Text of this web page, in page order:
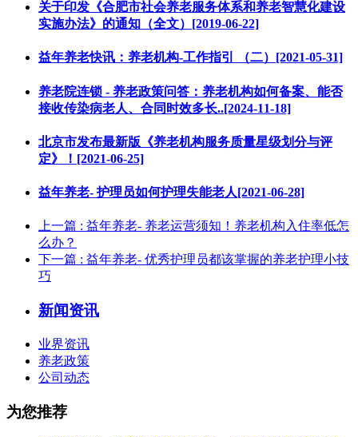
关于印发《合肥市社会养老服务体系和养老智慧化建设
实施办法》的通知（全文）[2019-06-22]
益年养老快讯：养老机构-工作指引 （二）[2021-05-31]
养老院连锁 - 养老政策问答：养老机构如何备案、能否
接收传染病老人、合同时效多长..[2024-11-18]
北京市发布最新版《养老机构服务质量星级划分与评
定》！[2021-06-25]
益年养老- 护理员如何护理失能老人[2021-06-28]
上一篇 : 益年养老- 养老运营须知！养老机构入住率低怎
么办？
下一篇 : 益年养老- 优秀护理员都该掌握的养老护理小技
巧
新闻资讯
业界资讯
养老政策
公司动态
为您推荐